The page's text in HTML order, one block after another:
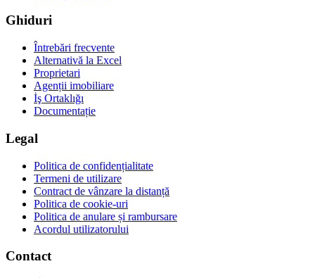
Ghiduri
Întrebări frecvente
Alternativă la Excel
Proprietari
Agenții imobiliare
İş Ortaklığı
Documentație
Legal
Politica de confidențialitate
Termeni de utilizare
Contract de vânzare la distanță
Politica de cookie-uri
Politica de anulare și rambursare
Acordul utilizatorului
Contact